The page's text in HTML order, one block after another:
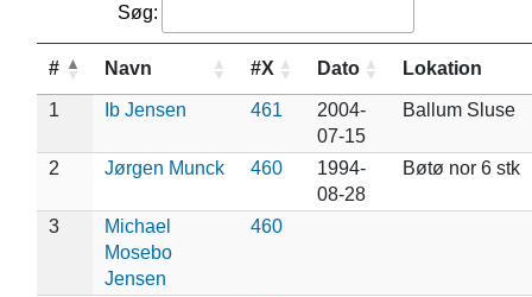
Søg:
# Navn #X Dato Lokation
1 Ib Jensen 461
2004-
07-15
Ballum Sluse
2 Jørgen Munck 460
1994-
08-28
Bøtø nor 6 stk
3
Michael
Mosebo
Jensen
460